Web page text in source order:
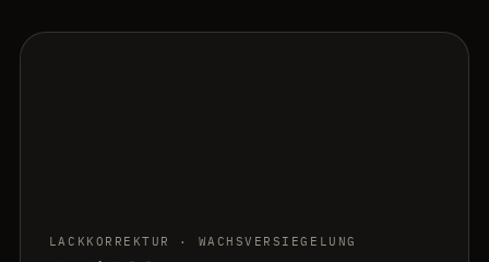
LACKKORREKTUR · WACHSVERSIEGELUNG